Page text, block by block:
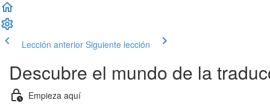
Lección anterior Siguiente lección
Descubre el mundo de la
Empieza aquí